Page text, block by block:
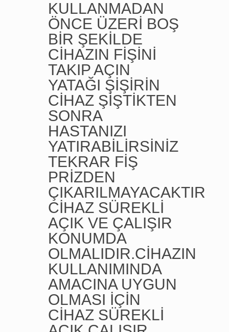
KULLANMADAN
ÖNCE ÜZERİ BOŞ
BİR ŞEKİLDE
CİHAZIN FİŞİNİ
TAKIP AÇIN
YATAĞI ŞİŞİRİN
CİHAZ ŞİŞTİKTEN
SONRA
HASTANIZI
YATIRABİLİRSİNİZ
TEKRAR FİŞ
PRİZDEN
ÇIKARILMAYACAKTIR
CİHAZ SÜREKLİ
AÇIK VE ÇALIŞIR
KONUMDA
OLMALIDIR.CİHAZIN
KULLANIMINDA
AMACINA UYGUN
OLMASI İÇİN
CİHAZ SÜREKLİ